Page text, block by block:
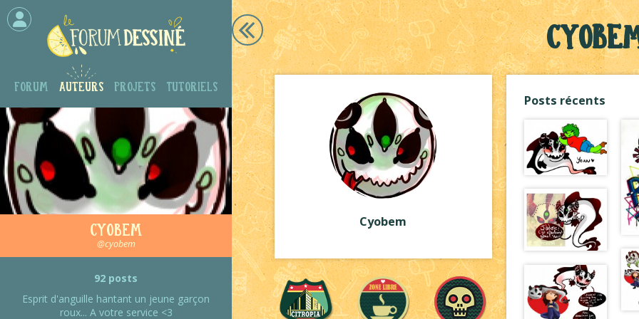
Forum Auteurs Projets Tutoriels
Cyobem
@cyobem
92 posts
Esprit d'anguille hantant un jeune garçon
roux... A votre service <3
Cyobem
Posts récents